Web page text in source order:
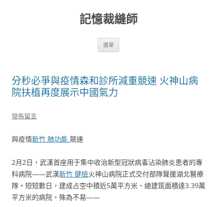
記憶裁縫師
選單
分秒必爭與疫情森和診所減重競速 火神山病
院扶植再度展示中國氣力
發佈留言
與疫情新竹 肺功能 競速
2月2日，武漢首座用于集中收治新型冠狀病毒沾染肺炎患者的專
科病院——武漢新竹 健檢火神山病院正式交付部隊聲援湖北醫療
隊。短短數日，建成占空中積近5萬平方米、總建筑面積達3.39萬
平方米的病院，殊為不易——